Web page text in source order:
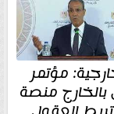
مؤتمر
بالخارج منصة